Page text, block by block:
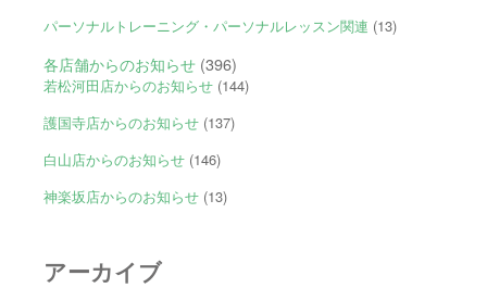
パーソナルトレーニング・パーソナルレッスン関連 (13)
各店舗からのお知らせ(396)
若松河田店からのお知らせ(144)
護国寺店からのお知らせ(137)
白山店からのお知らせ(146)
神楽坂店からのお知らせ(13)
アーカイブ